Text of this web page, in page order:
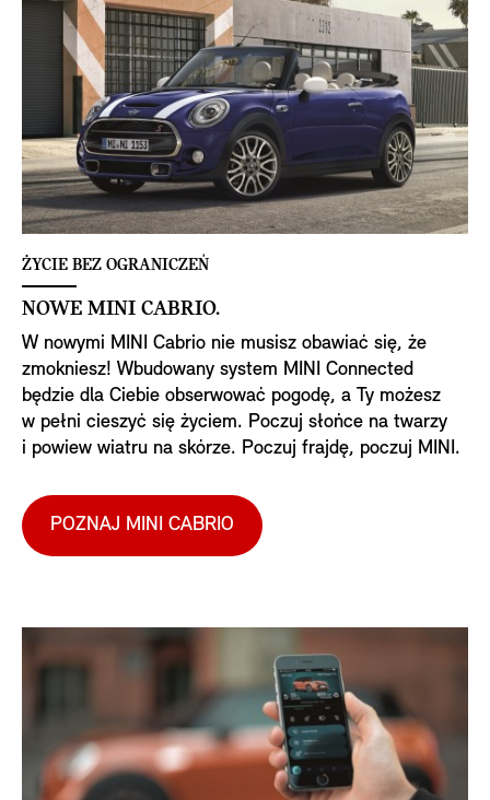
ŻYCIE BEZ OGRANICZEŃ
NOWE MINI CABRIO.
W nowymi MINI Cabrio nie musisz obawiać się, że
zmokniesz! Wbudowany system MINI Connected
będzie dla Ciebie obserwować pogodę, a Ty możesz
w pełni cieszyć się życiem. Poczuj słońce na twarzy
i powiew wiatru na skórze. Poczuj frajdę, poczuj MINI.
POZNAJ MINI CABRIO